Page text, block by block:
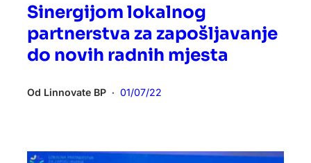
Sinergijom lokalnog
partnerstva za zapošljavanje
do novih radnih mjesta
Od Linnovate BP • 01/07/22